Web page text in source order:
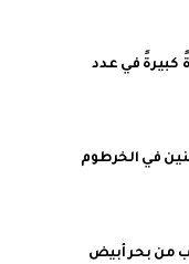
كبيرةً في عدد
في الخرطوم
من بحر أبيض